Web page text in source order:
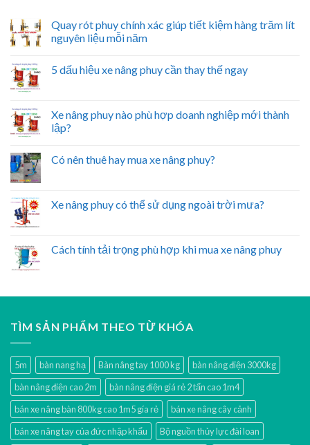
Quay rót phuy chính xác giúp tiết kiệm hàng trăm lít
nguyên liệu mỗi năm
5 dấu hiệu xe nâng phuy cần thay thế ngay
Xe nâng phuy nào phù hợp doanh nghiệp mới thành
lập?
Có nên thuê hay mua xe nâng phuy?
Xe nâng phuy có thể sử dụng ngoài trời mưa?
Cách tính tải trọng phù hợp khi mua xe nâng phuy
TÌM SẢN PHẨM THEO TỪ KHÓA
5m bàn nang hạ Bàn nâng tay 1000 kg
bàn nâng điện 3000kg
bàn nâng điện cao 2m
bàn nâng điện giá rẻ 2 tấn cao 1m4
bán xe nâng bàn 800kg cao 1m5 gía rẻ
bán xe nâng cây cảnh
bán xe nâng tay của đức nhập khẩu
Bộ nguồn thủy lực đài loan